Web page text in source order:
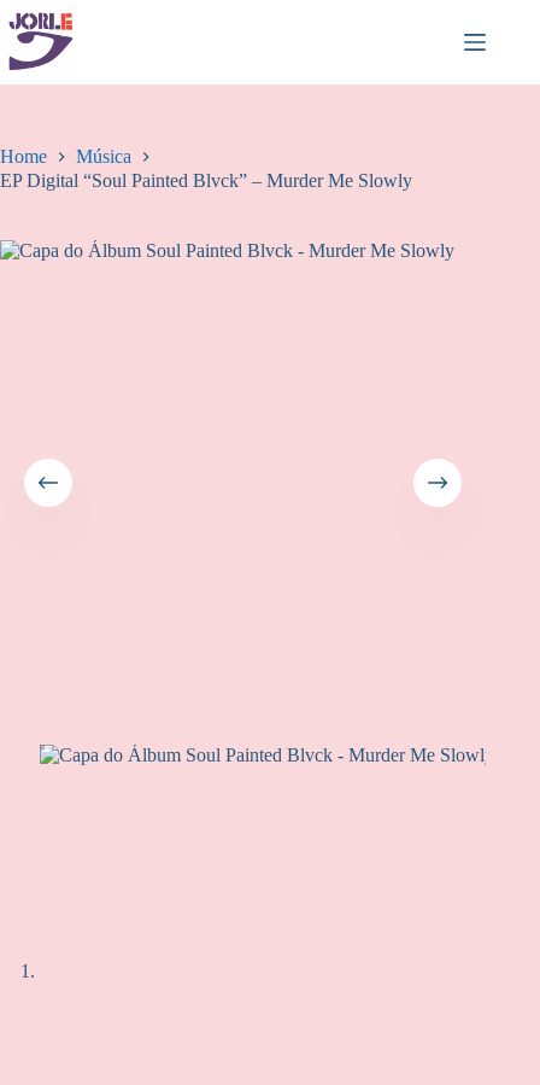
Pular
para
conteúdo
Home
Música
EP Digital “Soul Painted Blvck” – Murder Me Slowly